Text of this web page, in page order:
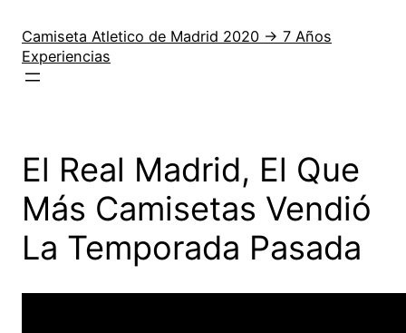
contenido
Camiseta Atletico de Madrid 2020 → 7 Años
Experiencias
El Real Madrid, El Que
Más Camisetas Vendió
La Temporada Pasada